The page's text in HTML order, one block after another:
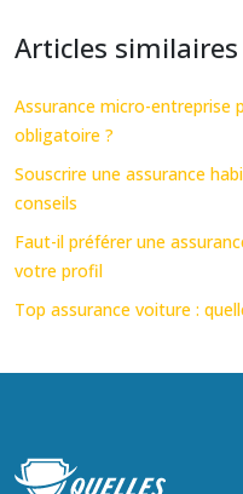
Articles similaires
Assurance micro-entreprise
obligatoire ?
Souscrire une assurance
conseils
Faut-il préférer une
votre profil
Top assurance voiture :